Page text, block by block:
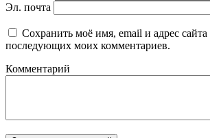
Эл. почта
Сохранить моё имя, email и адрес сайта
последующих моих комментариев.
Комментарий